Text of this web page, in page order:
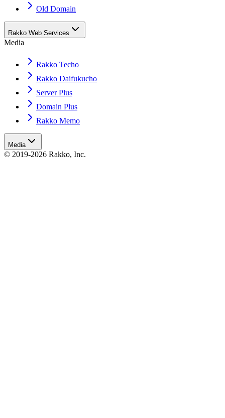
Old Domain
Rakko Web Services
Media
Rakko Techo
Rakko Daifukucho
Server Plus
Domain Plus
Rakko Memo
Media
© 2019-2026 Rakko, Inc.